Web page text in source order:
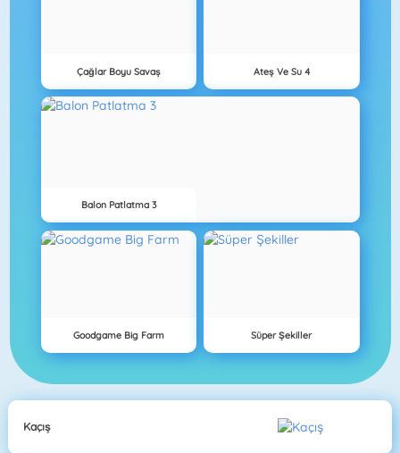
Çağlar Boyu Savaş Ateş Ve Su 4
Balon Patlatma 3
Goodgame Big Farm Süper Şekiller
Kaçış